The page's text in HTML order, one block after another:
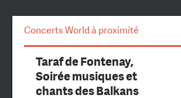
Concerts World à proximité
Taraf de Fontenay,
Soirée musiques et
chants des Balkans